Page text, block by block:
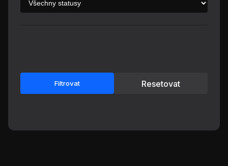
Filtrovat Resetovat